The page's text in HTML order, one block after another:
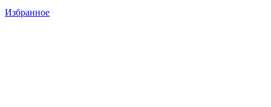
Избранное